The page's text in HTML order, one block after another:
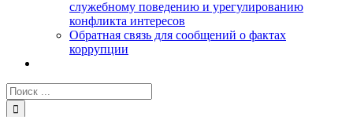
служебному поведению и урегулированию
конфликта интересов
Обратная связь для сообщений о фактах
коррупции
Результат
поиска: